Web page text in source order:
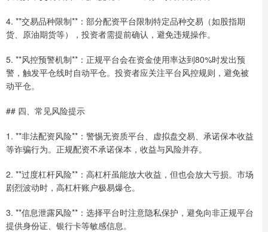
4. **交易品种限制**：部分配资平台限制特定品种交易（如股指期
货、原油期货等），投资者需提前确认，避免违规操作。
5. **风控预警机制**：正规平台会在资金使用率达到80%时发出预
警，触发平仓线时自动平仓。投资者应关注平台风控规则，避免被
动平仓。
## 四、常见风险提示
1. **非法配资风险**：警惕无资质平台、虚拟盘交易、承诺保本收益
等诈骗行为。正规配资不承诺保本，收益与风险并存。
2. **过度杠杆风险**：高杠杆虽能放大收益，但也会放大亏损。市场
剧烈波动时，高杠杆账户极易爆仓。
3. **信息泄露风险**：选择平台时注意隐私保护，避免向非正规平台
提供身份证、银行卡等敏感信息。